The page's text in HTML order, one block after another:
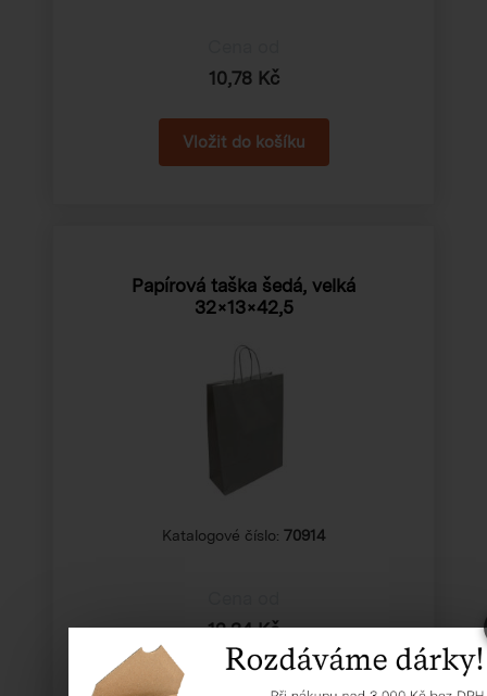
10,78 Kč
Papírová taška šedá, velká
32×13×42,5
Katalogové číslo: 70914
12,34 Kč